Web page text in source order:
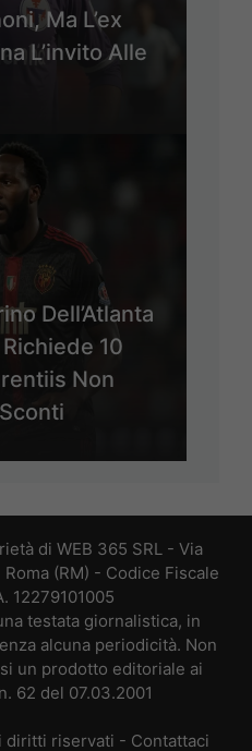
Ma L’ex
L’invito Alle
Dell’Atlanta
10
Non
di WEB 365 SRL - Via
(RM) - Codice Fiscale
12279101005
testata giornalistica, in
alcuna periodicità. Non
un prodotto editoriale ai
62 del 07.03.2001
diritti riservati - Contattaci